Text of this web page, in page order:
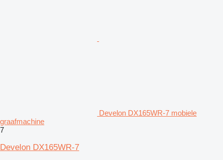
Develon DX165WR-7 mobiele
graafmachine
7
Develon DX165WR-7